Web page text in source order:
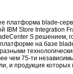
платформа blade-
IBM Store Integration
S решением,
на базе
чем 75-ти
и продукция